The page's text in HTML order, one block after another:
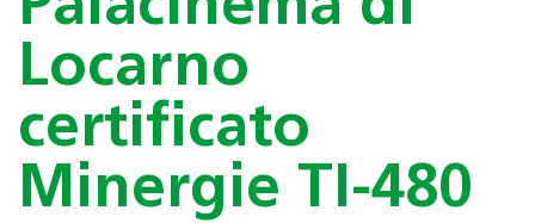
Locarno
certificato
Minergie TI-480